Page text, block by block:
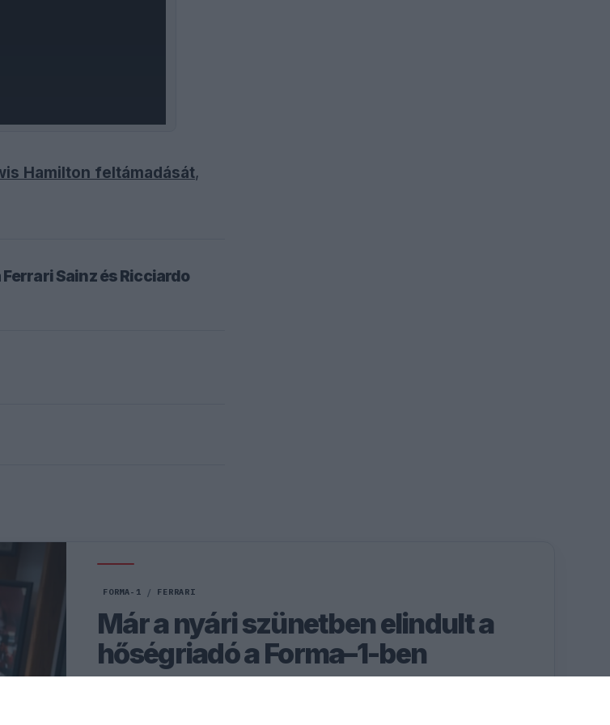
Hamilton feltámadását,
Sainz és Ricciardo
FORMA-1 / FERRARI
Már a nyári szünetben elindult a
hőségriadó a Forma–1-ben